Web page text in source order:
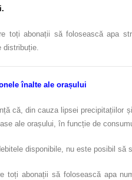
toți abonații să folosească apa
înalte ale orașului
că, din cauza lipsei precipitațiilor
ale orașului, în funcție de
disponibile, nu este posibil să
toți abonații să folosească apa